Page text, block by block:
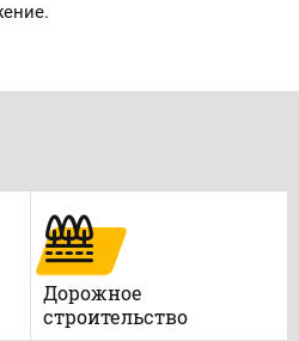
Дорожное
строительство